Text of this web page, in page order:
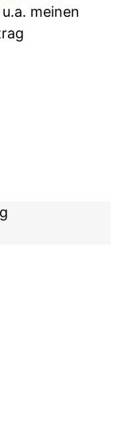
meinen